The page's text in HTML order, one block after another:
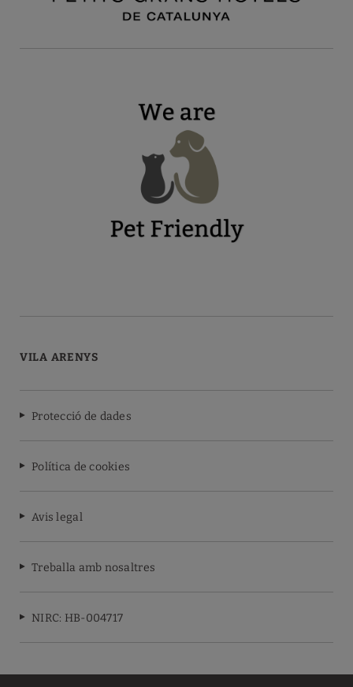
VILA ARENYS
Protecció de dades
Política de cookies
Avis legal
Treballa amb nosaltres
NIRC: HB-004717